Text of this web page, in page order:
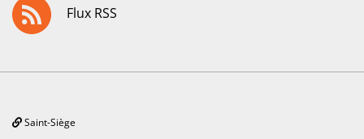
Flux RSS
Saint-Siège